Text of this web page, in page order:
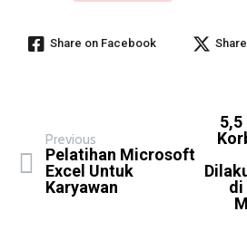
Share on Facebook
Previous
Pelatihan Microsoft
Excel Untuk
Karyawan
di